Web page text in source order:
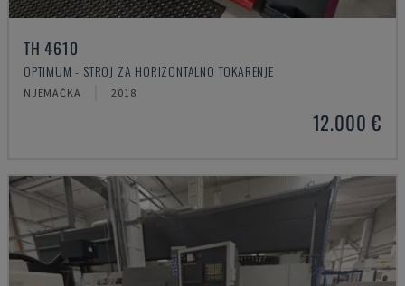
TH 4610
OPTIMUM - STROJ ZA HORIZONTALNO TOKARENJE
NJEMAČKA 2018
12.000 €